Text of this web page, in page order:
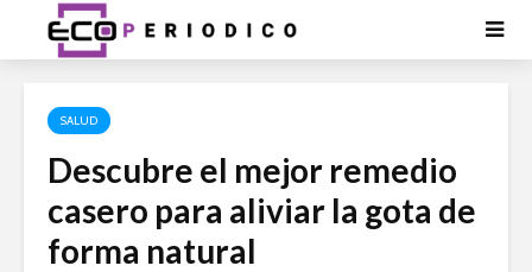
SALUD
Descubre el mejor remedio
casero para aliviar la gota de
forma natural